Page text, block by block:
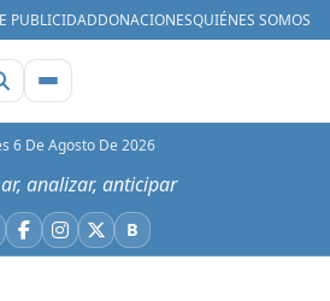
PUBLICIDADDONACIONESQUIÉNES SOMOS
6 De Agosto De 2026
analizar, anticipar
Facebook
Instagram
X BBluesky